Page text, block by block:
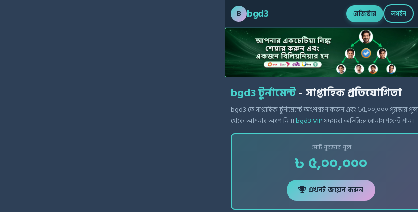
B bgd3 রেজিস্টার লগইন
bgd3 টুর্নামেন্ট- সাপ্তাহিক প্রতিযোগিতা
bgd3 তে সাপ্তাহিক টুর্নামেন্টে অংশগ্রহণ করুন এবং ৳৫,০০,০০০ পুরস্কার পুল
থেকে আপনার অংশ নিন। bgd3 VIPসদস্যরা অতিরিক্ত বোনাস পয়েন্ট পান।
মোট পুরস্কার পুল
৳ ৫,০০,০০০
এখনই জয়েন করুন